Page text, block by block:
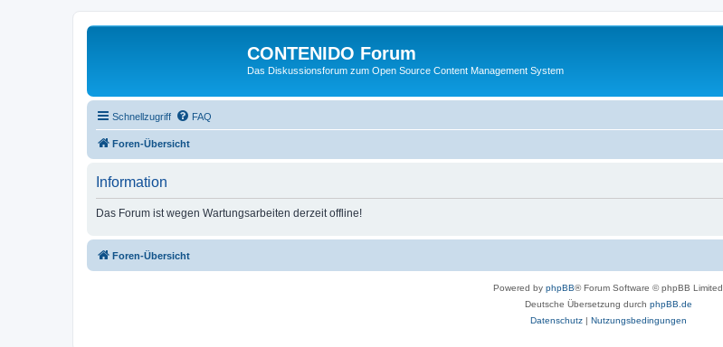
CONTENIDO Forum
Das Diskussionsforum zum Open Source Content Management System
Schnellzugriff FAQ
Foren-Übersicht
Information
Das Forum ist wegen Wartungsarbeiten derzeit offline!
Foren-Übersicht
Powered by phpBB® Forum Software © phpBB Limited
Deutsche Übersetzung durch phpBB.de
Datenschutz| Nutzungsbedingungen